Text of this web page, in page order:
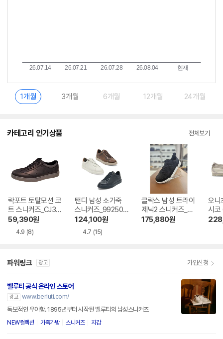
1개월 3개월 6개월 12개월 24개월
카테고리 인기상품 전체보기
락포트 토탈모션 코
트 스니커즈_CJ310
6
59,390원
4.9 (8)
탠디 남성 소가죽
스니커즈_992501
4
124,100원
4.7 (15)
클락스 남성 트라이
제닉2 스니커즈_CL
AOXC5102MF1
175,880원
오니
시코
015
파워링크 광고 가입신청
벨루티 공식 온라인 스토어
광고 www.berluti.com/
독보적인 우아함. 1895년부터 시작된 벨루티의 남성스니커즈
NEW컬렉션 가죽가방 스니커즈 지갑